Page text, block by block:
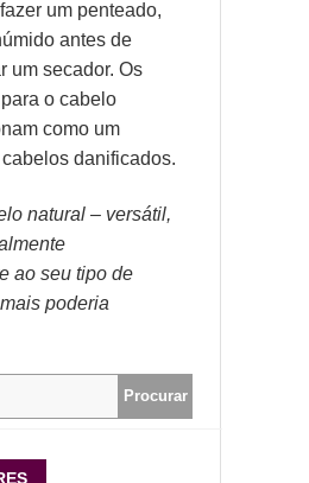
um penteado,
antes de
um secador. Os
o cabelo
como um
danificados.
natural – versátil,
ao seu tipo de
poderia